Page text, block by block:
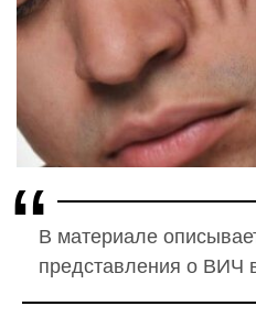
В материале
представления о ВИЧ